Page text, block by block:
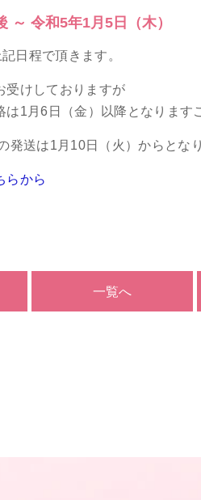
～ 令和5年1月5日（木）
日程で頂きます。
受けしておりますが
1月6日（金）以降となります
発送は1月10日（火）からとな
らから
一覧へ